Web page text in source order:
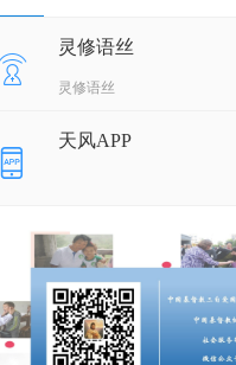
灵修语丝
灵修语丝
天风APP